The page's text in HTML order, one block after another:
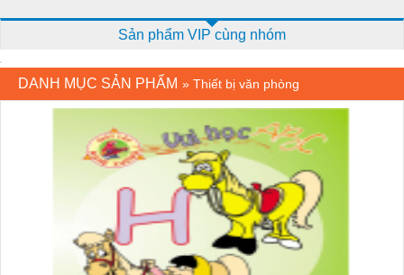
Sản phẩm VIP cùng nhóm
DANH MỤC SẢN PHẨM » Thiết bị văn phòng